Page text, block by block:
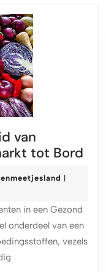
van
tot Bord
Van
|
in een Gezond
onderdeel van een
vezels